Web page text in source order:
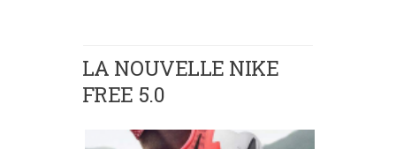
LA NOUVELLE NIKE
FREE 5.0